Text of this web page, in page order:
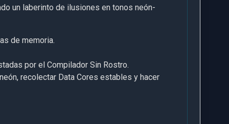
un laberinto de ilusiones en tonos neón-
de memoria.
por el Compilador Sin Rostro.
recolectar Data Cores estables y hacer